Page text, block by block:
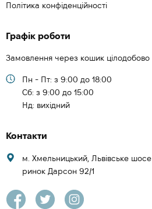
Політика конфіденційності
Графік роботи
Замовлення через кошик цілодобово
Пн - Пт: з 9:00 до 18:00
Cб: з 9:00 до 15:00
Нд: вихідний
Контакти
м. Хмельницький, Львівське шосе
ринок Дарсон 92/1